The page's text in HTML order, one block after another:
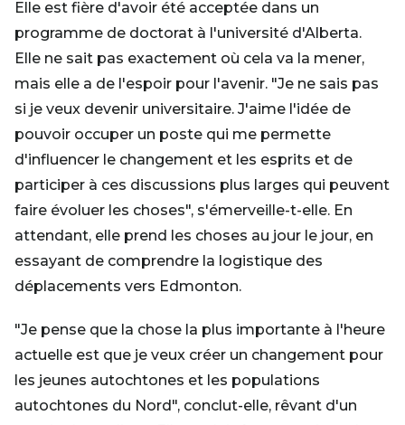
Elle est fière d'avoir été acceptée dans un
programme de doctorat à l'université d'Alberta.
Elle ne sait pas exactement où cela va la mener,
mais elle a de l'espoir pour l'avenir. "Je ne sais pas
si je veux devenir universitaire. J'aime l'idée de
pouvoir occuper un poste qui me permette
d'influencer le changement et les esprits et de
participer à ces discussions plus larges qui peuvent
faire évoluer les choses", s'émerveille-t-elle. En
attendant, elle prend les choses au jour le jour, en
essayant de comprendre la logistique des
déplacements vers Edmonton.
"Je pense que la chose la plus importante à l'heure
actuelle est que je veux créer un changement pour
les jeunes autochtones et les populations
autochtones du Nord", conclut-elle, rêvant d'un